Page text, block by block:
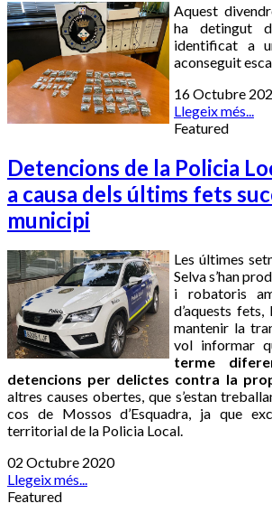
Aquest
ha detingut
identificat a
aconseguit
16 Octubre
Llegeix més...
Featured
Detencions de la Policia
a causa dels últims fets
municipi
Les últimes
Selva s’han
i robatoris
d’aquests
mantenir la
vol informar
terme
detencions per delictes contra la
altres causes obertes, que s’estan
cos de Mossos d’Esquadra, ja que
territorial de la Policia Local.
02 Octubre 2020
Llegeix més...
Featured